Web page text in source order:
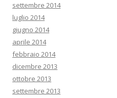
settembre 2014
luglio 2014
giugno 2014
aprile 2014
febbraio 2014
dicembre 2013
ottobre 2013
settembre 2013